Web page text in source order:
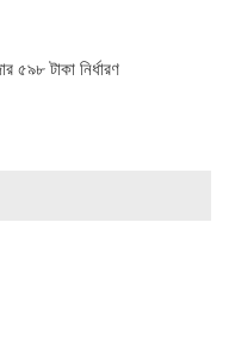
৫৯৮ টাকা নির্ধারণ